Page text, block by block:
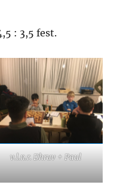
: 3,5 fest.
v.l.n.r. Dhruv + Paul